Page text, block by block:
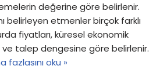
değerine göre belirlenir.
belirleyen etmenler birçok farklı
fiyatları, küresel ekonomik
ve talep dengesine göre belirlenir.
fazlasını oku »